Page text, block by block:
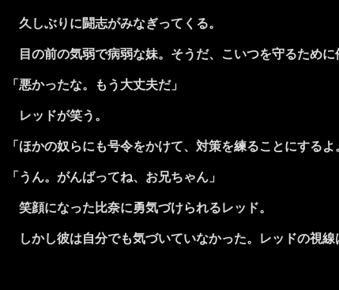
久しぶりに闘志がみなぎってくる。
目の前の気弱で病弱な妹。そうだ、こいつを守るために
「悪かったな。もう大丈夫だ」
レッドが笑う。
「ほかの奴らにも号令をかけて、対策を練ることにするよ
「うん。がんばってね、お兄ちゃん」
笑顔になった比奈に勇気づけられるレッド。
しかし彼は自分でも気づいていなかった。レッドの視線